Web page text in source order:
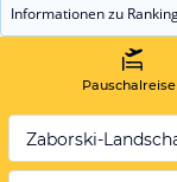
Informationen zu
Zaborski-